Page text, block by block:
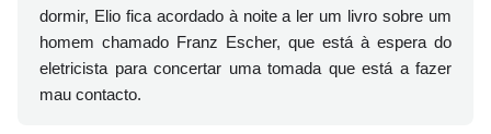
dormir, Elio fica acordado à noite a ler um livro sobre um
homem chamado Franz Escher, que está à espera do
eletricista para concertar uma tomada que está a fazer
mau contacto.